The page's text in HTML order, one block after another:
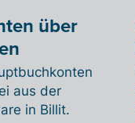
über
aus der
in Billit.